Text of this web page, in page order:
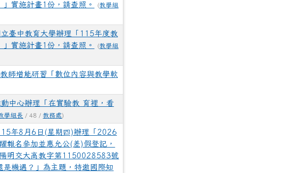
實施計畫1份，請查照。
(教學組
臺中教育大學辦理「115年度教
實施計畫1份，請查照。
(教學組
師增能研習「數位內容與教學軟
中心辦理「在實驗教 育裡，看
學組長 / 48 /教務處)
年8月6日(星期四)辦理「2026
報名參加並惠允公(差)假登記，
明交大高教字第1150028583號
機遇？」為主題，特邀國際知